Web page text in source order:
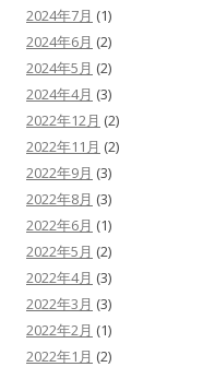
2024年7月 (1)
2024年6月 (2)
2024年5月 (2)
2024年4月 (3)
2022年12月 (2)
2022年11月 (2)
2022年9月 (3)
2022年8月 (3)
2022年6月 (1)
2022年5月 (2)
2022年4月 (3)
2022年3月 (3)
2022年2月 (1)
2022年1月 (2)